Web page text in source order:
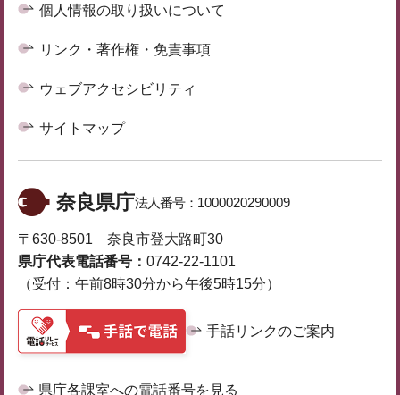
個人情報の取り扱いについて
リンク・著作権・免責事項
ウェブアクセシビリティ
サイトマップ
奈良県庁法人番号： 1000020290009
〒630-8501 奈良市登大路町30
県庁代表電話番号： 0742-22-1101
（受付：午前8時30分から午後5時15分）
手話リンクのご案内
県庁各課室への電話番号を見る